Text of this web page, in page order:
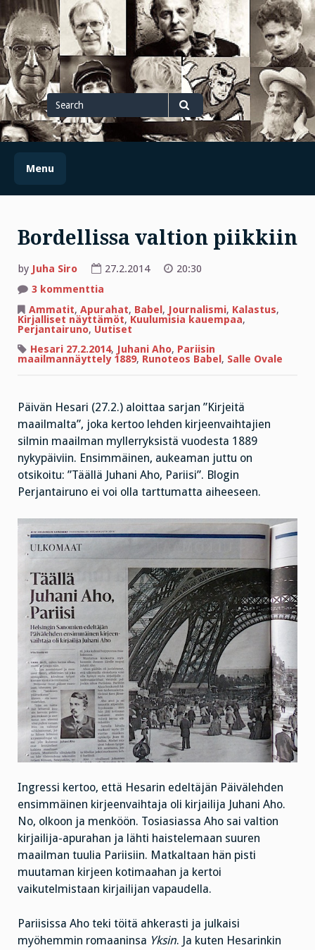
Skip
to
content
Search
for
Search
Menu
Bordellissa valtion piikkiin
by Juha Siro 27.2.2014
20:30
3 kommenttia
valtion
piikkiin
Ammatit, Apurahat, Babel, Journalismi, Kalastus,
Kirjalliset näyttämöt, Kuulumisia kauempaa,
Perjantairuno, Uutiset
Hesari 27.2.2014, Juhani Aho, Pariisin
maailmannäyttely 1889, Runoteos Babel , Salle Ovale
Päivän Hesari (27.2.) aloittaa sarjan ”Kirjeitä
maailmalta”, joka kertoo lehden kirjeenvaihtajien
silmin maailman myllerryksistä vuodesta 1889
nykypäiviin. Ensimmäinen, aukeaman juttu on
otsikoitu: ”Täällä Juhani Aho, Pariisi”. Blogin
Perjantairuno ei voi olla tarttumatta aiheeseen.
Ingressi kertoo, että Hesarin edeltäjän Päivälehden
ensimmäinen kirjeenvaihtaja oli kirjailija Juhani Aho.
No, olkoon ja menköön. Tosiasiassa Aho sai valtion
kirjailija-apurahan ja lähti haistelemaan suuren
maailman tuulia Pariisiin. Matkaltaan hän pisti
muutaman kirjeen kotimaahan ja kertoi
vaikutelmistaan kirjailijan vapaudella.
Pariisissa Aho teki töitä ahkerasti ja julkaisi
myöhemmin romaaninsa Yksin. Ja kuten Hesarinkin